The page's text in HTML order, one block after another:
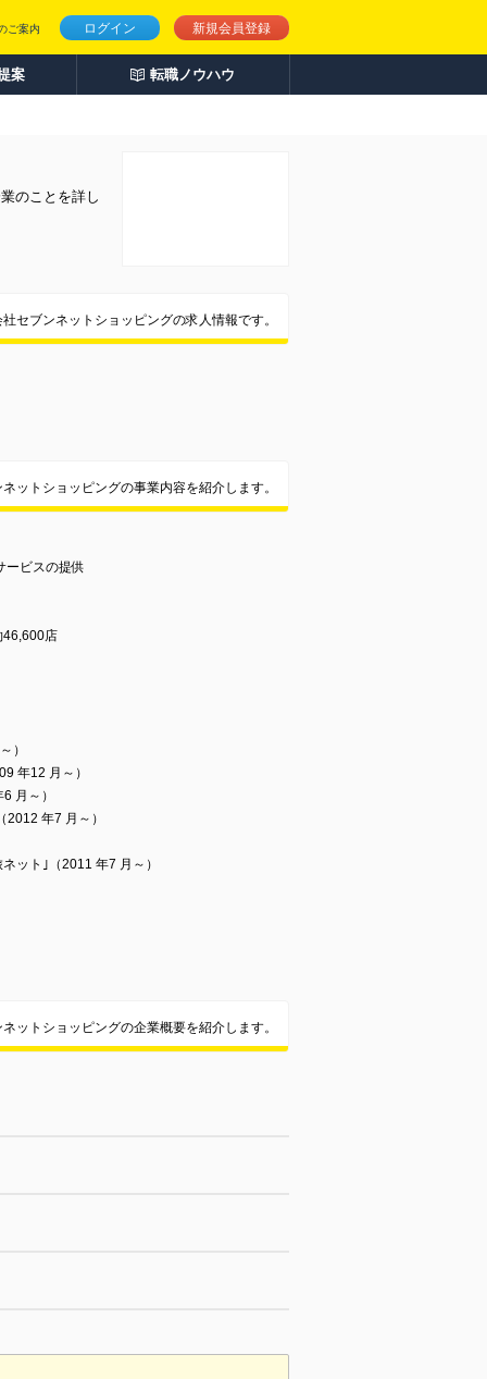
ログイン 新規会員登録
ご案内
案 転職ノウハウ
のことを詳し
セブンネットショッピングの求人情報です。
ットショッピングの事業内容を紹介します。
ービスの提供
46,600店
）
年12 月～）
月～）
年7 月～）
ット｣（2011 年7 月～）
ットショッピングの企業概要を紹介します。